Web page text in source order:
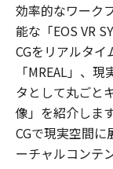
効率的なワーク
能な「EOS VR
CGをリアルタ
「MREAL」、
タとして丸ごと
像」を紹介しま
CGで現実空間
ーチャルコンテ